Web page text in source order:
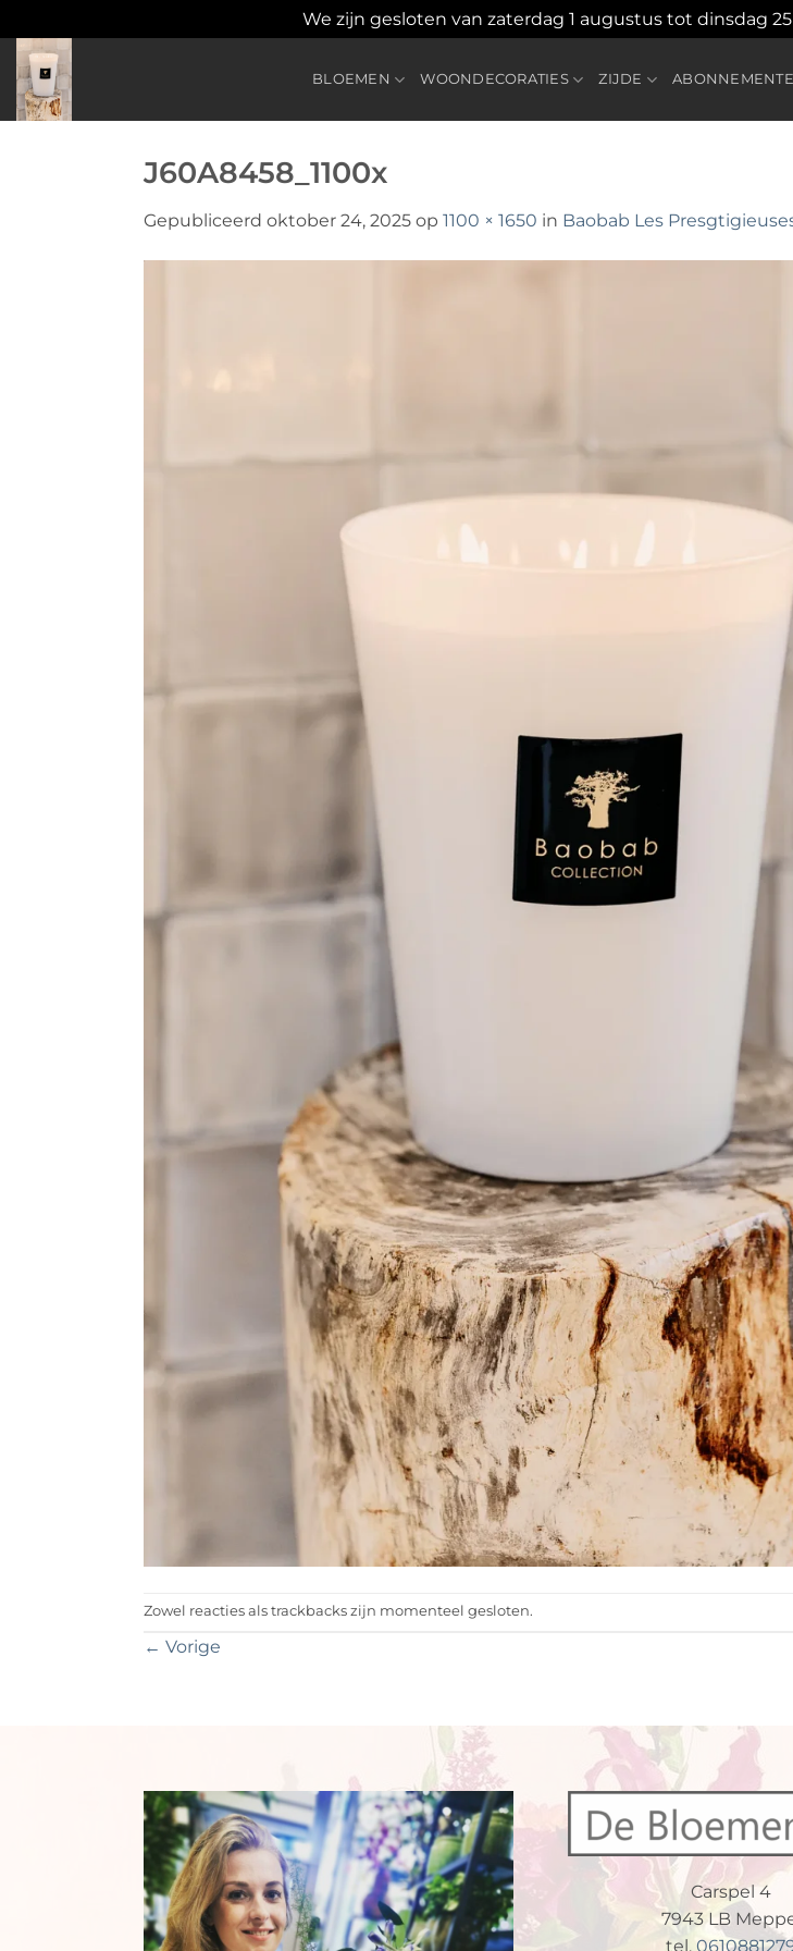
We zijn gesloten van zaterdag 1 augustus tot dinsdag
Ga
naar
inhoud
BLOEMEN WOONDECORATIES ZIJDE
J60A8458_1100x
Gepubliceerd oktober 24, 2025 op 1100 × 1650 in Baobab Les
Zowel reacties als trackbacks zijn momenteel gesloten.
← Vorige
Carspel 4
7943 LB
tel.